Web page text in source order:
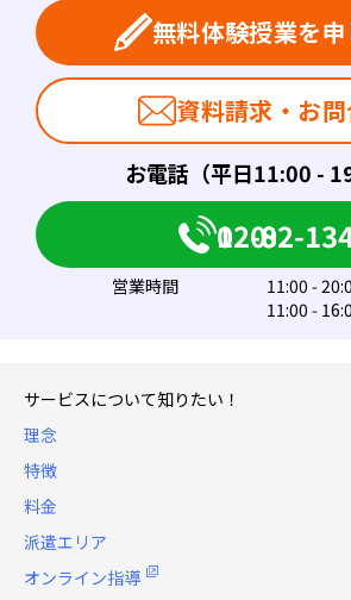
お電話（平日11:00 -
0120-082-
無料体験授業を
営業時間
11:00 -
11:00 -
資料請求・お
サービスについて知りたい！
理念
特徴
料金
派遣エリア
オンライン指導